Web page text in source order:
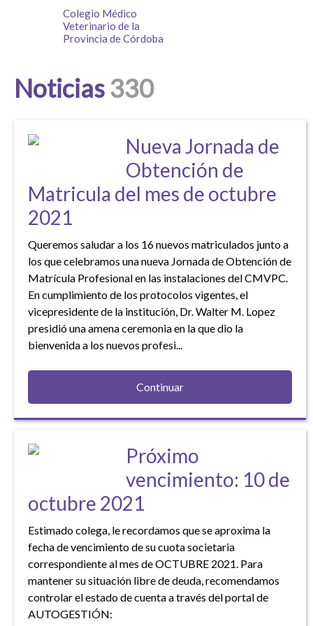
Colegio Médico
Veterinario de la
Provincia de Córdoba
Noticias330
Nueva Jornada de
Obtención de
Matricula del mes de octubre
2021
Queremos saludar a los 16 nuevos matriculados junto a
los que celebramos una nueva Jornada de Obtención de
Matrícula Profesional en las instalaciones del CMVPC.
En cumplimiento de los protocolos vigentes, el
vicepresidente de la institución, Dr. Walter M. Lopez
presidió una amena ceremonia en la que dio la
bienvenida a los nuevos profesi...
Continuar
Próximo
vencimiento: 10 de
octubre 2021
Estimado colega, le recordamos que se aproxima la
fecha de vencimiento de su cuota societaria
correspondiente al mes de OCTUBRE 2021. Para
mantener su situación libre de deuda, recomendamos
controlar el estado de cuenta a través del portal de
AUTOGESTIÓN: